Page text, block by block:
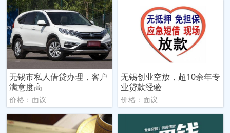
无锡市私人借贷办理，客户
满意度高
价格：面议
无锡创业空放，超10余年专
业贷款经验
价格：面议